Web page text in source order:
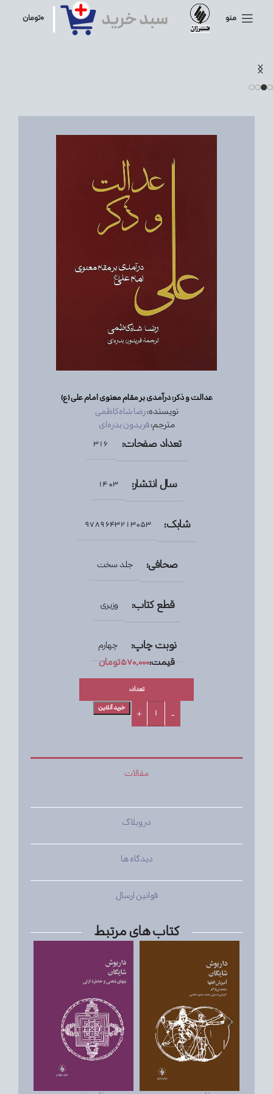
منو ۰تومان
عدالت و ذکر: درآمدی بر مقام معنوی امام علی (ع)
نویسنده:رضا شاه‌کاظمی
مترجم:فریدون بدره‌ای
تعداد صفحات: 316
سال انتشار: 1403
شابک: 9789643213053
صحافی: جلد سخت
قطع کتاب: وزیری
نوبت چاپ: چهارم
قیمت:۵۷۰,۰۰۰تومان
تعداد:
خرید آنلاین
مقالات
در وبلاگ
دیدگاه ها
قوانین ارسال
کتاب های مرتبط